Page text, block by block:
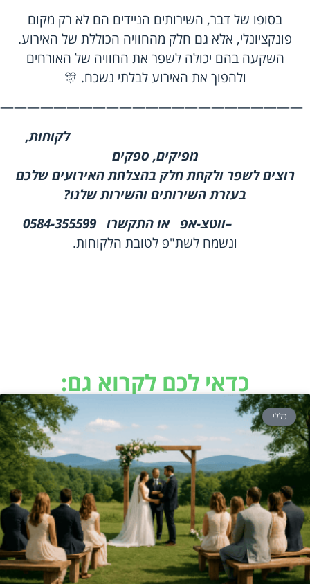
בסופו של דבר, השירותים הניידים הם לא רק מקום
פונקציונלי, אלא גם חלק מהחוויה הכוללת של האירוע.
השקעה בהם יכולה לשפר את החוויה של האורחים
ולהפוך את האירוע לבלתי נשכח. 🎊
לקוחות,
מפיקים, ספקים
רוצים לשפר ולקחת חלק בהצלחת האירועים שלכם
בעזרת השירותים והשירות שלנו?
–ווטצ-אפ או התקשרו 0584-355599
ונשמח לשת"פ לטובת הלקוחות.
כדאי לכם לקרוא גם:
כללי